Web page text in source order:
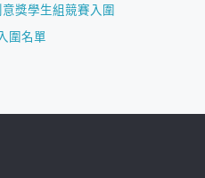
獎學生組競賽入圍
圍名單